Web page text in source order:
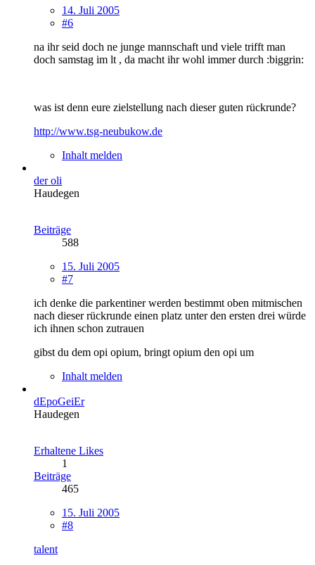
14. Juli 2005
#6
na ihr seid doch ne junge mannschaft und viele trifft man
doch samstag im lt , da macht ihr wohl immer durch :biggrin:
was ist denn eure zielstellung nach dieser guten rückrunde?
http://www.tsg-neubukow.de
Inhalt melden
der oli
Haudegen
Beiträge
588
15. Juli 2005
#7
ich denke die parkentiner werden bestimmt oben mitmischen
nach dieser rückrunde einen platz unter den ersten drei würde
ich ihnen schon zutrauen
gibst du dem opi opium, bringt opium den opi um
Inhalt melden
dEpoGeiEr
Haudegen
Erhaltene Likes
1
Beiträge
465
15. Juli 2005
#8
talent